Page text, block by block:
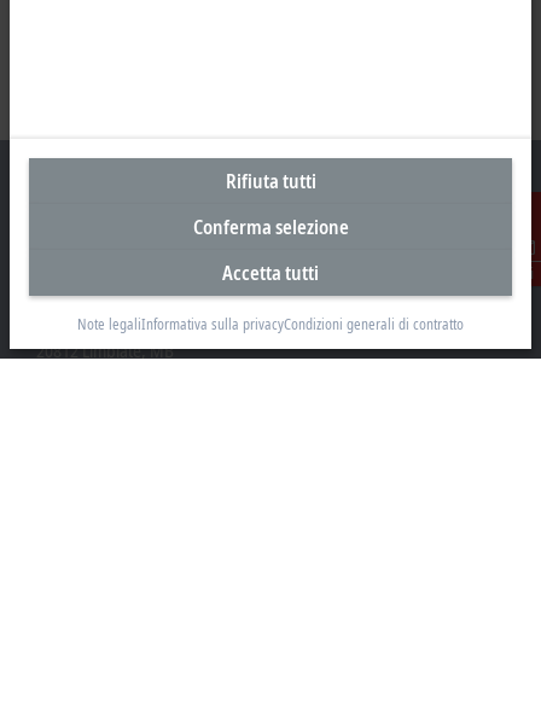
Contatti
Beckhoff Automation s.r.l.
Via Luciano Manara, 2
20812 Limbiate, MB
Rifiuta tutti
Conferma selezione
Accetta tutti
Note legaliInformativa sulla privacyCondizioni generali di contratto